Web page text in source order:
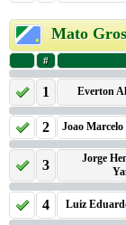
Mato
#
1 Everton
2 Joao
3
Jorge
4 Luiz